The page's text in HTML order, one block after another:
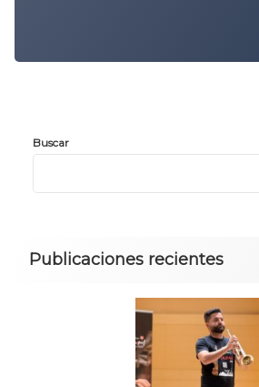
Buscar
Publicaciones recientes